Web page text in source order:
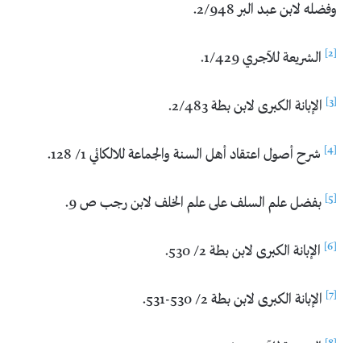
وفضله لابن عبد البر 2/948.
[2] الشريعة للآجري 1/429.
[3] الإبانة الكبرى لابن بطة 2/483.
[4] شرح أصول اعتقاد أهل السنة والجماعة للالكائي 1/ 128.
[5] بفضل علم السلف على علم الخلف لابن رجب ص 9.
[6] الإبانة الكبرى لابن بطة 2/ 530.
[7] الإبانة الكبرى لابن بطة 2/ 530-531.